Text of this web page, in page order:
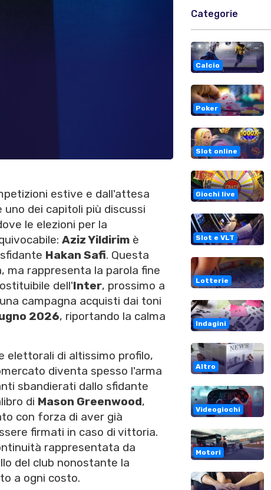
estive e dall'attesa
dei capitoli più discussi
le elezioni per la
Aziz Yildirim è
Hakan Safi. Questa
rappresenta la parola fine
dell'Inter, prossimo a
campagna acquisti dai toni
2026, riportando la calma
elettorali di altissimo profilo,
diventa spesso l'arma
sbandierati dallo sfidante
di Mason Greenwood,
con forza di aver già
firmati in caso di vittoria.
rappresentata da
del club nonostante la
a ogni costo.
Categorie
Calcio
Poker
Slot online
Giochi live
Slot e VLT
Lotterie
Indagini
Altro
Videogiochi
Motori